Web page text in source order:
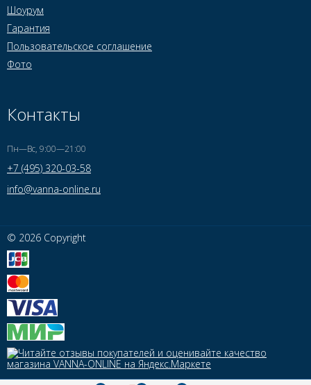
Шоурум
Гарантия
Пользовательское соглашение
Фото
Контакты
Пн—Вс, 9:00—21:00
+7 (495) 320-03-58
info@vanna-online.ru
© 2026 Copyright